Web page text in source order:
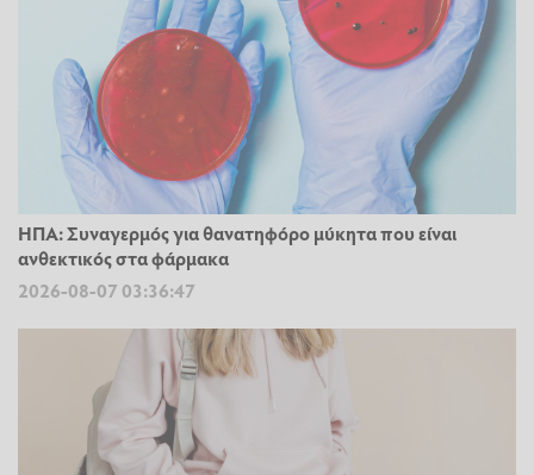
ΗΠΑ: Συναγερμός για θανατηφόρο μύκητα που είναι
ανθεκτικός στα φάρμακα
2026-08-07 03:36:47